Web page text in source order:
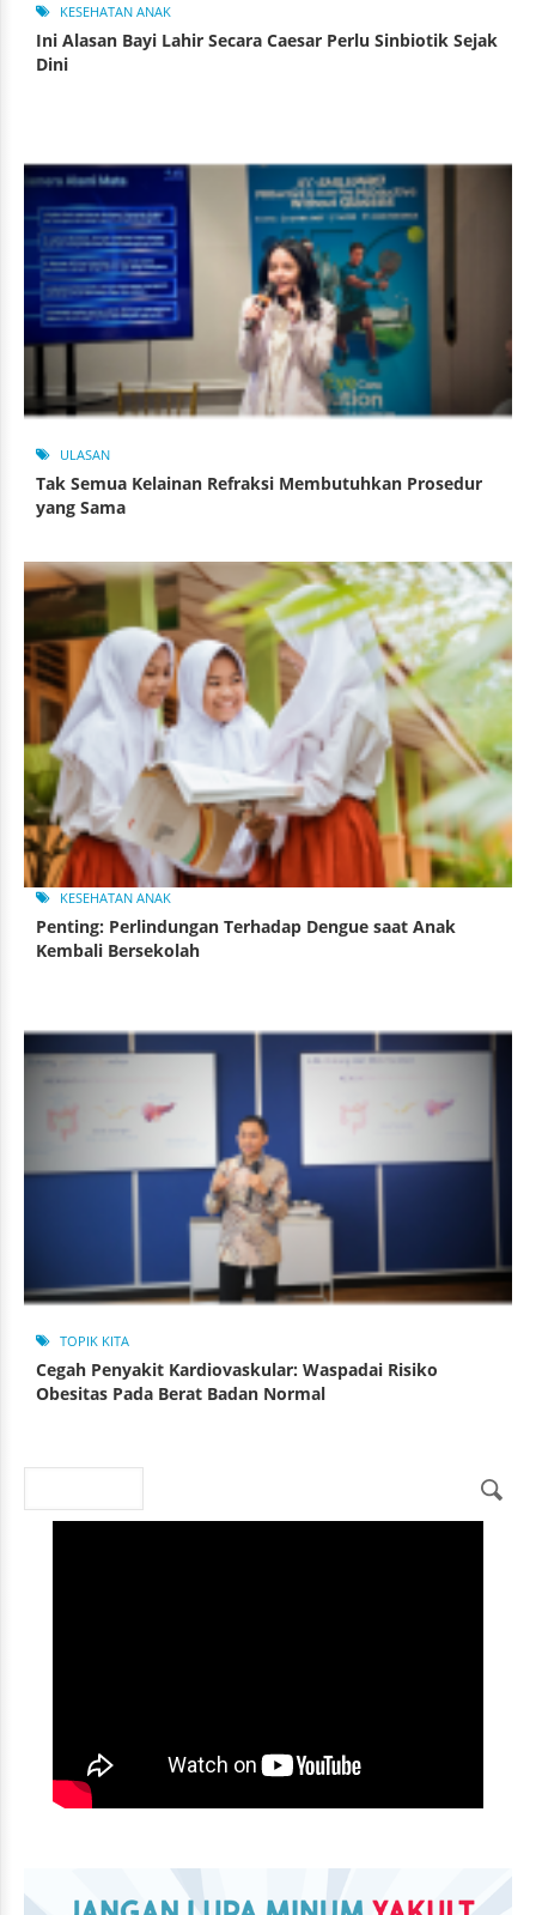
KESEHATAN ANAK
Ini Alasan Bayi Lahir Secara Caesar Perlu Sinbiotik Sejak
Dini
ULASAN
Tak Semua Kelainan Refraksi Membutuhkan Prosedur
yang Sama
KESEHATAN ANAK
Penting: Perlindungan Terhadap Dengue saat Anak
Kembali Bersekolah
TOPIK KITA
Cegah Penyakit Kardiovaskular: Waspadai Risiko
Obesitas Pada Berat Badan Normal